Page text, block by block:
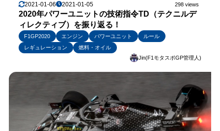
2021-01-06 2021-01-05 298 views
2020年パワーユニットの技術指令TD（テクニルデ
ィレクティブ）を振り返る！
F1GP2020 エンジン パワーユニット
ルール
レギュレーション
燃料・オイル
Jin(F1モタスポGP管理人)